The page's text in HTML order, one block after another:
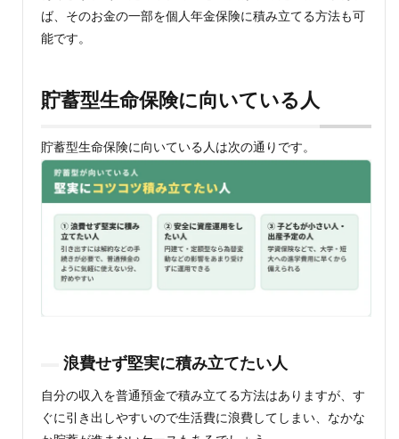
ば、そのお金の一部を個人年金保険に積み立てる方法も可
能です。
貯蓄型生命保険に向いている人
貯蓄型生命保険に向いている人は次の通りです。
浪費せず堅実に積み立てたい人
自分の収入を普通預金で積み立てる方法はありますが、す
ぐに引き出しやすいので生活費に浪費してしまい、なかな